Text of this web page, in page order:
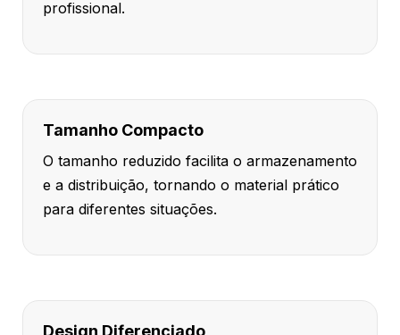
profissional.
Tamanho Compacto
O tamanho reduzido facilita o armazenamento
e a distribuição, tornando o material prático
para diferentes situações.